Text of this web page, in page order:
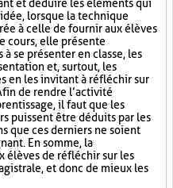
et déduire les éléments qui
lorsque la technique
à celle de fournir aux élèves
cours, elle présente
se présenter en classe, les
et, surtout, les
en les invitant à réfléchir sur
de rendre l’activité
il faut que les
puissent être déduits par les
que ces derniers ne soient
En somme, la
élèves de réfléchir sur les
et donc de mieux les